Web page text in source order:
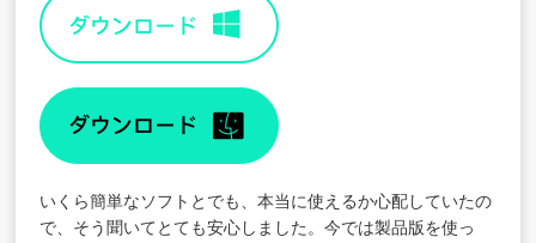
いくら簡単なソフトとでも、本当に使えるか心配していたの
で、そう聞いてとても安心しました。今では製品版を使っ